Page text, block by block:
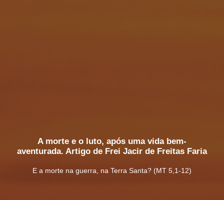
A morte e o luto, após uma vida bem-
aventurada. Artigo de Frei Jacir de Freitas Faria
E a morte na guerra, na Terra Santa? (MT 5,1-12)